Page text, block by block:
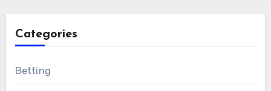
Categories
Betting